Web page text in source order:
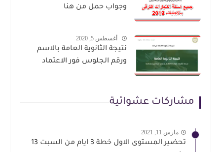
وجواب حمل من هنا
أغسطس 5, 2020
نتيجة الثانوية العامة بالاسم
ورقم الجلوس فور الاعتماد
مشاركات عشوائية
مارس 11, 2021
تحضير المستوى الاول خطة 3 ايام من السبت 13